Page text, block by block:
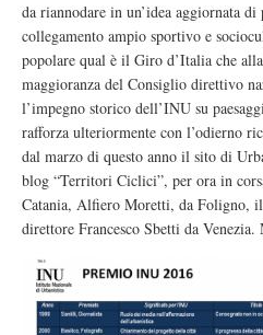
da riannodare in un’idea aggiornata
collegamento ampio sportivo e
popolare qual è il Giro d’Italia che
maggioranza del Consiglio direttivo
l’impegno storico dell’INU su
rafforza ulteriormente con l’odierno
dal marzo di questo anno il sito di
blog “Territori Ciclici”, per ora in
Catania, Alfiero Moretti, da Foligno,
direttore Francesco Sbetti da Venezia.